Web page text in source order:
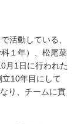
活動している、
１年）、松尾菜
月1日に行われた
立10年目にして
り、チームに貢